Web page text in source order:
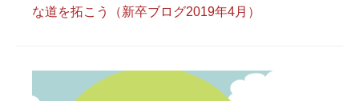
な道を拓こう（新卒ブログ2019年4月）